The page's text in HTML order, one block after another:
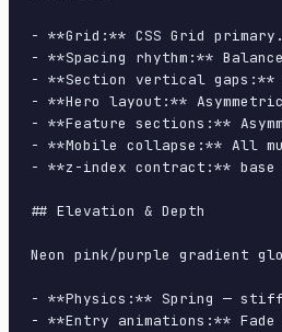
- **Grid:** CSS Grid
- **Spacing rhythm:**
- **Section vertical gaps:**
- **Hero layout:**
- **Feature sections:**
- **Mobile collapse:** All
- **z-index contract:**
## Elevation & Depth
Neon pink/purple gradient
- **Physics:** Spring —
- **Entry animations:** Fade